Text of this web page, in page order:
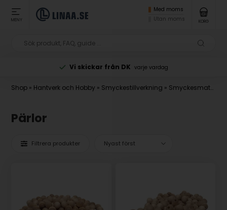
MENY
Med moms
Utan moms
KORG
Vi skickar från DK varje vardag
Shop » Hantverk och Hobby » Smyckestillverkning » Smyckesmaterial för gör-det-själv
Pärlor
Filtrera produkter